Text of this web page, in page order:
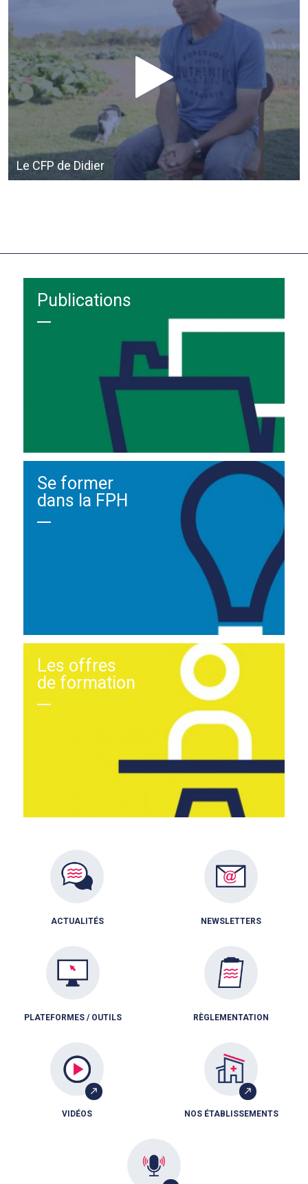
Le CFP de Didier
Publications
Se former
dans la FPH
Les offres
de formation
ACTUALITÉS NEWSLETTERS
PLATEFORMES / OUTILS RÈGLEMENTATION
VIDÉOS NOS ÉTABLISSEMENTS